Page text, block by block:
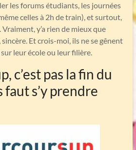
les forums étudiants, les journées
celles à 2h de train), et surtout,
y’a rien de mieux que
Et crois-moi, ils ne se gênent
leur école ou leur filière.
c’est pas la fin du
faut s’y prendre